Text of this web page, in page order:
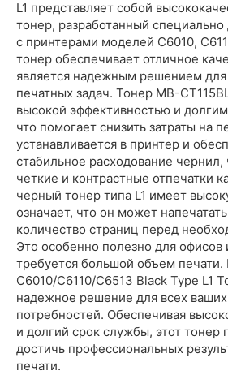
L1 представляет собой
тонер, разработанный специально
с принтерами моделей C6010,
тонер обеспечивает отличное
является надежным решением для
печатных задач. Тонер MB-
высокой эффективностью и
что помогает снизить затраты на
устанавливается в принтер и
стабильное расходование чернил,
четкие и контрастные отпечатки
черный тонер типа L1 имеет
означает, что он может
количество страниц перед
Это особенно полезно для офисов
требуется большой объем печати.
C6010/C6110/C6513 Black Type L1
надежное решение для всех
потребностей. Обеспечивая
и долгий срок службы, этот тонер
достичь профессиональных
печати.